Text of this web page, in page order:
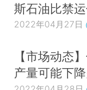
斯石油比禁
2022年04月27日
【市场动态
产量可能下